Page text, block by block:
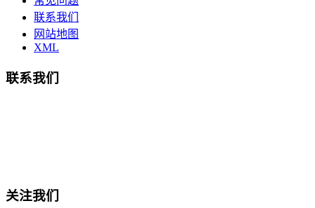
联系我们
网站地图
XML
联系我们
关注我们